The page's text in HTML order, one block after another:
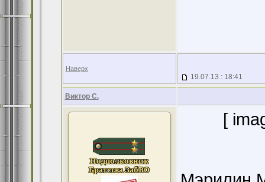
Наверх
19.07.13 : 18:41
Виктор С.
[